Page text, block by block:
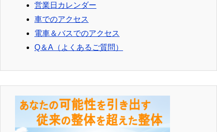
営業日カレンダー
車でのアクセス
電車＆バスでのアクセス
Q＆A（よくあるご質問）